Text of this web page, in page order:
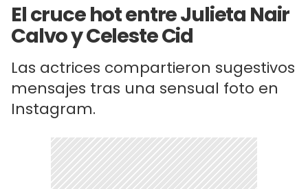
El cruce hot entre Julieta Nair
Calvo y Celeste Cid
Las actrices compartieron sugestivos
mensajes tras una sensual foto en
Instagram.